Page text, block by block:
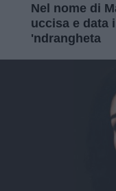
Nel nome di
uccisa e data
'ndrangheta